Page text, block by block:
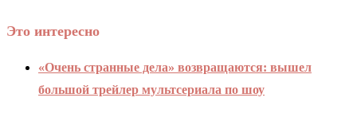
Это интересно
«Очень странные дела» возвращаются: вышел
большой трейлер мультсериала по шоу